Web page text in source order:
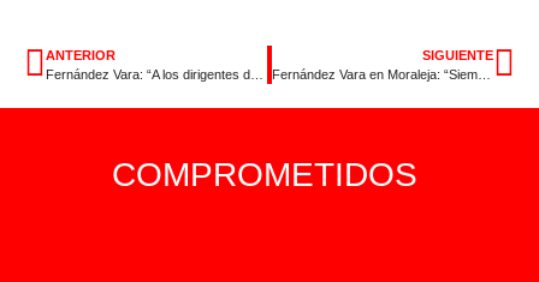
ANTERIOR
SIGUIENTE
COMPROMETIDOS